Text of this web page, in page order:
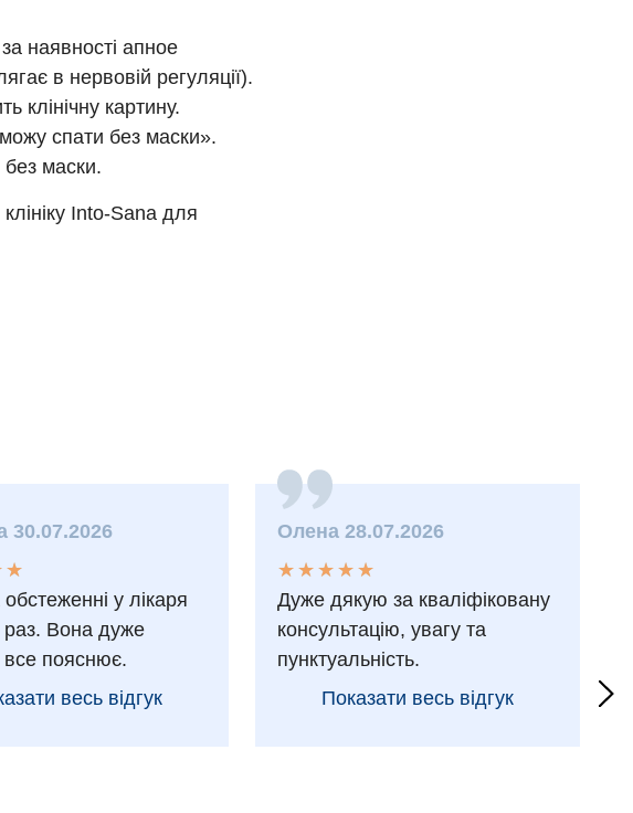
наявності апное
в нервовій регуляції).
клінічну картину.
спати без маски».
без маски.
Into-Sana для
30.07.2026
★
★
у лікаря
Вона дуже
пояснює.
весь відгук
Олена 28.07.2026
★
★
★
★
★
★ ★ ★ ★ ★
Дуже дякую за кваліфіковану
консультацію, увагу та
пунктуальність.
Показати весь відгук